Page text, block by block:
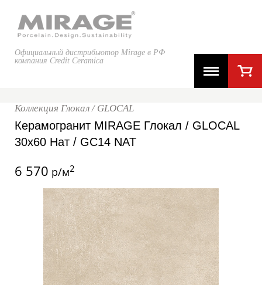
Официальный дистрибьютор Mirage в РФ
компания Credit Ceramica
Коллекция Глокал / GLOCAL
Керамогранит MIRAGE Глокал / GLOCAL
30x60 Нат / GC14 NAT
6 570 р/м2